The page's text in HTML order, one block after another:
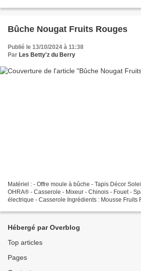
Bûche Nougat Fruits Rouges
Publié le 13/10/2024 à 11:38
Par Les Betty'z du Berry
Matériel : - Offre moule à bûche - Tapis Décor
OHRA® - Casserole - Mixeur - Chinois - Fouet -
électrique - Casserole Ingrédients : Mousse Fruits
Hébergé par Overblog
Top articles
Pages